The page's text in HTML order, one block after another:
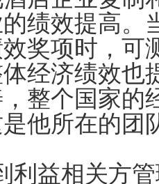
绩效提高。
奖项时，可
经济绩效也
整个国家的
他所在的团
利益相关方